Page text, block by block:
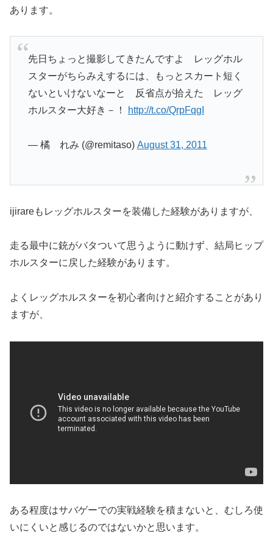
あります。
先日ちょっと撮影してきたんですよ レッグホル
スターがちらみえするには、もっとスカート短く
ないといけないなーと 反省点が拾えた レッグ
ホルスター大好き－！
http://t.co/QrpFqgI
— 橘 れみ (@remitaso) August 31, 2011
ijirareもレッグホルスターを装備した経験がありますが、
走る最中に銃がバタついて思うように動けず、結局ヒップ
ホルスターに戻した経験があります。
よくレッグホルスターを初心者向けと紹介することがあり
ますが、
ある程度はサバゲーでの実戦経験を積まないと、むしろ使
いにくいと感じるのではないかと思います。